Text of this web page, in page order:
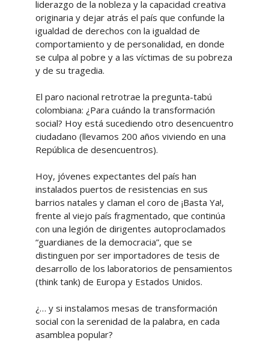
liderazgo de la nobleza y la capacidad creativa
originaria y dejar atrás el país que confunde la
igualdad de derechos con la igualdad de
comportamiento y de personalidad, en donde
se culpa al pobre y a las víctimas de su pobreza
y de su tragedia.
El paro nacional retrotrae la pregunta-tabú
colombiana: ¿Para cuándo la transformación
social? Hoy está sucediendo otro desencuentro
ciudadano (llevamos 200 años viviendo en una
República de desencuentros).
Hoy, jóvenes expectantes del país han
instalados puertos de resistencias en sus
barrios natales y claman el coro de ¡Basta Ya!,
frente al viejo país fragmentado, que continúa
con una legión de dirigentes autoproclamados
“guardianes de la democracia”, que se
distinguen por ser importadores de tesis de
desarrollo de los laboratorios de pensamientos
(think tank) de Europa y Estados Unidos.
¿… y si instalamos mesas de transformación
social con la serenidad de la palabra, en cada
asamblea popular?